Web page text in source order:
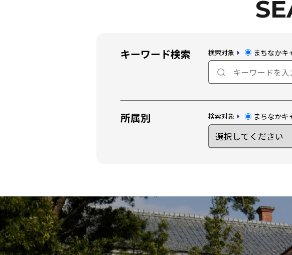
キーワード検索 検索対象 まちなかキ
所属別 検索対象 まちなかキ